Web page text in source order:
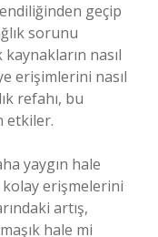
geçip
sorunu
nasıl
erişimlerini nasıl
refahı, bu
etkiler.
yaygın hale
erişmelerini
artış,
hale mi